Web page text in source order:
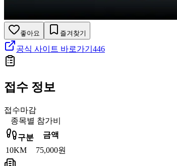
좋아요 즐겨찾기
공식 사이트 바로가기 446
접수 정보
접수마감
종목별 참가비
구분
금액
10KM
75,000원